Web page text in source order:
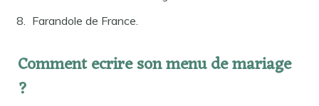
Farandole de France.
Comment ecrire son menu de mariage
?